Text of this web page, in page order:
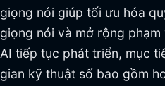
giọng nói giúp tối ưu hóa
giọng nói và mở rộng
AI tiếp tục phát triển, mục
gian kỹ thuật số bao gồm